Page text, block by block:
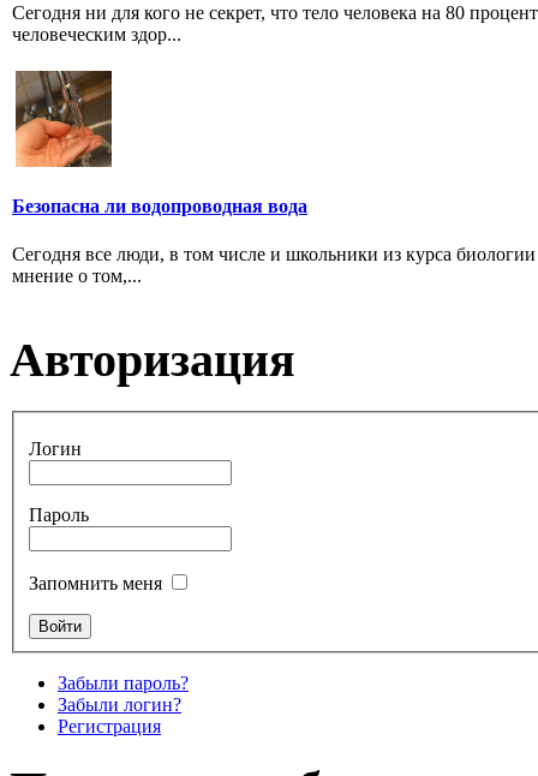
Сегодня ни для кого не секрет, что тело человека на 80
человеческим здор...
Безопасна ли водопроводная вода
Сегодня все люди, в том числе и школьники из курса
мнение о том,...
Авторизация
Логин
Пароль
Запомнить меня
Забыли пароль?
Забыли логин?
Регистрация